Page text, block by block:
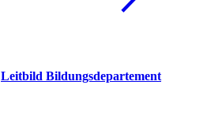
Leitbild Bildungsdepartement